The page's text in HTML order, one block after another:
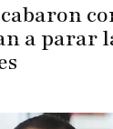
a parar